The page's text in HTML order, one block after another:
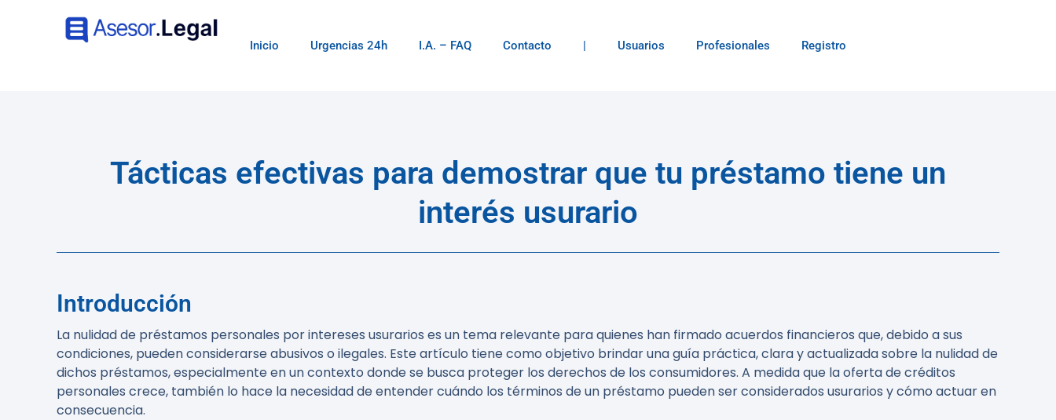
Inicio Urgencias 24h I.A. – FAQ Contacto | Usuarios Profesionales Registro
Tácticas efectivas para demostrar que tu préstamo tiene un
interés usurario
Introducción
La nulidad de préstamos personales por intereses usurarios es un tema relevante para quienes han firmado acuerdos financieros que, debido a sus
condiciones, pueden considerarse abusivos o ilegales. Este artículo tiene como objetivo brindar una guía práctica, clara y actualizada sobre la nulidad de
dichos préstamos, especialmente en un contexto donde se busca proteger los derechos de los consumidores. A medida que la oferta de créditos
personales crece, también lo hace la necesidad de entender cuándo los términos de un préstamo pueden ser considerados usurarios y cómo actuar en
consecuencia.